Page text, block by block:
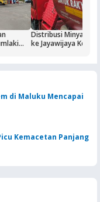
Distribusi Minyak
ke Jayawijaya
di Maluku Mencapai
Kemacetan Panjang